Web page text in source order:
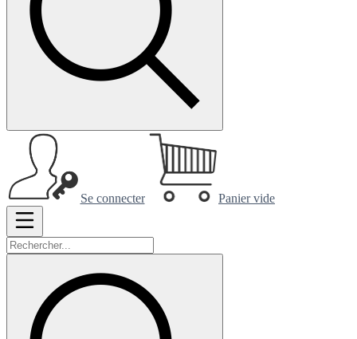
Se connecter Panier vide